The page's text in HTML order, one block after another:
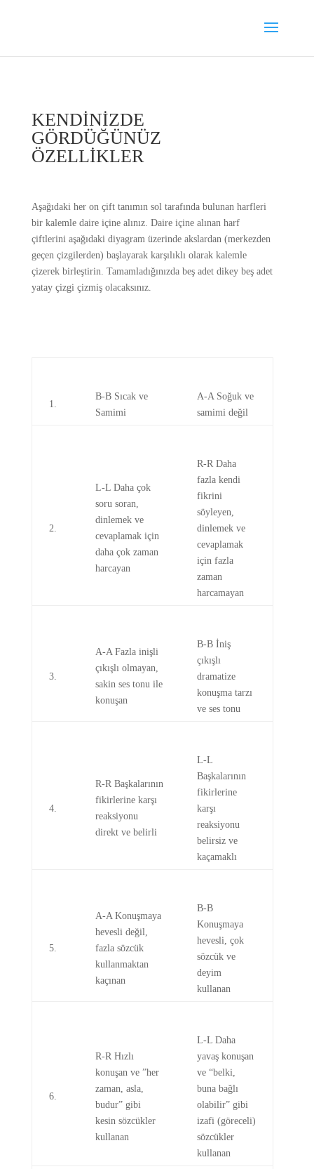
KENDİNİZDE
GÖRDÜĞÜNÜZ
ÖZELLİKLER
Aşağıdaki her on çift tanımın sol tarafında bulunan harfleri
bir kalemle daire içine alınız. Daire içine alınan harf
çiftlerini aşağıdaki diyagram üzerinde akslardan (merkezden
geçen çizgilerden) başlayarak karşılıklı olarak kalemle
çizerek birleştirin. Tamamladığınızda beş adet dikey beş adet
yatay çizgi çizmiş olacaksınız.
1.
B-B Sıcak ve
Samimi
A-A Soğuk ve
samimi değil
2.
L-L Daha çok
soru soran,
dinlemek ve
cevaplamak için
daha çok zaman
harcayan
R-R Daha
fazla kendi
fikrini
söyleyen,
dinlemek ve
cevaplamak
için fazla
zaman
harcamayan
3.
A-A Fazla inişli
çıkışlı olmayan,
sakin ses tonu ile
konuşan
B-B İniş
çıkışlı
dramatize
konuşma tarzı
ve ses tonu
4.
R-R Başkalarının
fikirlerine karşı
reaksiyonu
direkt ve belirli
L-L
Başkalarının
fikirlerine
karşı
reaksiyonu
belirsiz ve
kaçamaklı
5.
A-A Konuşmaya
hevesli değil,
fazla sözcük
kullanmaktan
kaçınan
B-B
Konuşmaya
hevesli, çok
sözcük ve
deyim
kullanan
6.
R-R Hızlı
konuşan ve ”her
zaman, asla,
budur” gibi
kesin sözcükler
kullanan
L-L Daha
yavaş konuşan
ve “belki,
buna bağlı
olabilir” gibi
izafi (göreceli)
sözcükler
kullanan